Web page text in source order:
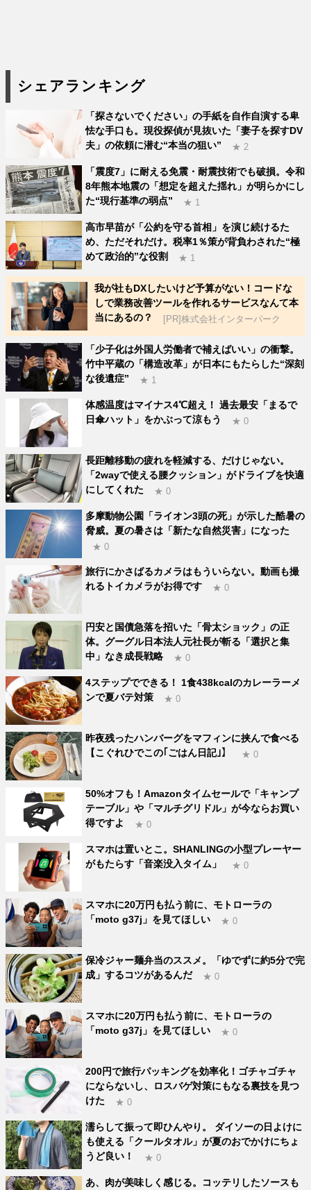
シェアランキング
「探さないでください」の手紙を自作自演する卑
怯な手口も。現役探偵が見抜いた「妻子を探すDV
夫」の依頼に潜む“本当の狙い”
★ 2
「震度7」に耐える免震・耐震技術でも破損。令和
8年熊本地震の「想定を超えた揺れ」が明らかにし
た“現行基準の弱点”
★ 1
高市早苗が「公約を守る首相」を演じ続けるた
め、ただそれだけ。税率1％策が背負わされた“極
めて政治的”な役割
★ 1
我が社もDXしたいけど予算がない！コードな
しで業務改善ツールを作れるサービスなんて本
当にあるの？
[PR]株式会社インターパーク
「少子化は外国人労働者で補えばいい」の衝撃。
竹中平蔵の「構造改革」が日本にもたらした“深刻
な後遺症”
★ 1
体感温度はマイナス4℃超え！ 過去最安「まるで
日傘ハット」をかぶって涼もう
★ 0
長距離移動の疲れを軽減する、だけじゃない。
「2wayで使える腰クッション」がドライブを快適
にしてくれた
★ 0
多摩動物公園「ライオン3頭の死」が示した酷暑の
脅威。夏の暑さは「新たな自然災害」になった
★ 0
旅行にかさばるカメラはもういらない。動画も撮
れるトイカメラがお得です
★ 0
円安と国債急落を招いた「骨太ショック」の正
体。グーグル日本法人元社長が斬る「選択と集
中」なき成長戦略
★ 0
4ステップでできる！ 1食438kcalのカレーラーメ
ンで夏バテ対策
★ 0
昨夜残ったハンバーグをマフィンに挟んで食べる
【こぐれひでこの｢ごはん日記｣】
★ 0
50%オフも！Amazonタイムセールで「キャンプ
テーブル」や「マルチグリドル」が今ならお買い
得ですよ
★ 0
スマホは置いとこ。SHANLINGの小型プレーヤー
がもたらす「音楽没入タイム」
★ 0
スマホに20万円も払う前に、モトローラの
「moto g37j」を見てほしい
★ 0
保冷ジャー麺弁当のススメ。「ゆでずに約5分で完
成」するコツがあるんだ
★ 0
スマホに20万円も払う前に、モトローラの
「moto g37j」を見てほしい
★ 0
200円で旅行パッキングを効率化！ゴチャゴチャ
にならないし、ロスバゲ対策にもなる裏技を見つ
けた
★ 0
濡らして振って即ひんやり。 ダイソーの日よけに
も使える「クールタオル」が夏のおでかけにちょ
うど良い！
★ 0
あ、肉が美味しく感じる。コッテリしたソースも